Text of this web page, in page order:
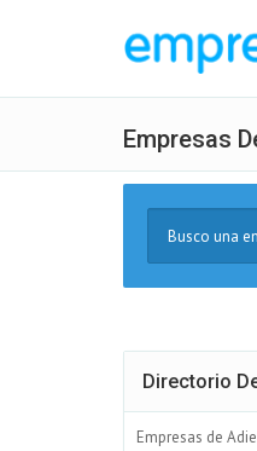
Empresas
Texto
Directorio
Empresas de